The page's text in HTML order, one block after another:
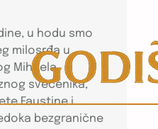
u hodu smo
milosrđa u
Mihaela
svećenika,
Faustine i
bezgranične